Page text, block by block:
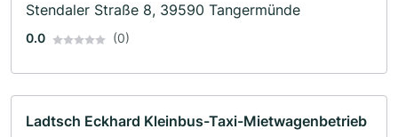
Stendaler Straße 8, 39590 Tangermünde
0.0 (0)
Ladtsch Eckhard Kleinbus-Taxi-Mietwagenbetrieb